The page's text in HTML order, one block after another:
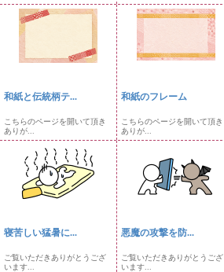
和紙と伝統柄テ...
こちらのページを開いて頂き
ありが...
和紙のフレーム
こちらのページを開いて頂き
ありが...
寝苦しい猛暑に...
ご覧いただきありがとうござ
います...
悪魔の攻撃を防...
ご覧いただきありがとうござ
います...